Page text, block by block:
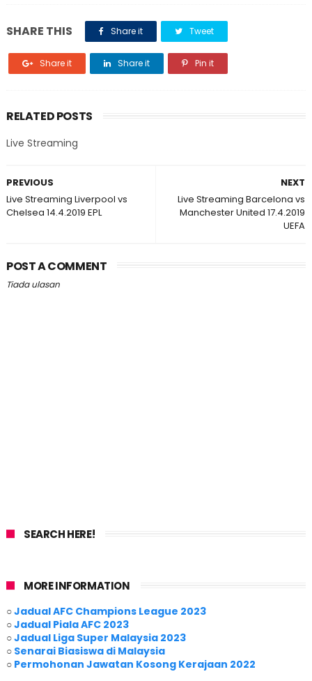
SHARE THIS Share it Tweet
Share it Share it Pin it
RELATED POSTS
Live Streaming
NEXT
Live Streaming Barcelona vs
Manchester United 17.4.2019
UEFA
PREVIOUS
Live Streaming Liverpool vs
Chelsea 14.4.2019 EPL
POST A COMMENT
Tiada ulasan
SEARCH HERE!
MORE INFORMATION
○Jadual AFC Champions League 2023
○Jadual Piala AFC 2023
○Jadual Liga Super Malaysia 2023
○ Senarai Biasiswa di Malaysia
○ Permohonan Jawatan Kosong Kerajaan 2022